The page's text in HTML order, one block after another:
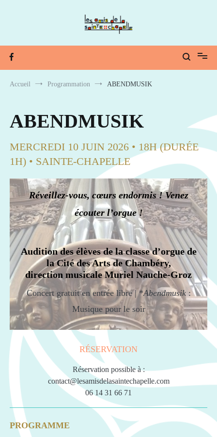
lesamisdelasaintechapelle.com
Accueil Programmation ABENDMUSIK
ABENDMUSIK
MERCREDI 10 JUIN 2026 • 18H (DURÉE
1H) • SAINTE-CHAPELLE
Réveillez-vous, cœurs endormis ! Venez
écouter l’orgue !
Audition des élèves de la classe d’orgue de
la Cité des Arts de Chambéry,
direction musicale Muriel Nauche-Groz
Concert gratuit en entrée libre | *Abendmusik:
Musique pour le soir
RÉSERVATION
Réservation possible à :
contact@lesamisdelasaintechapelle.com
06 14 31 66 71
PROGRAMME